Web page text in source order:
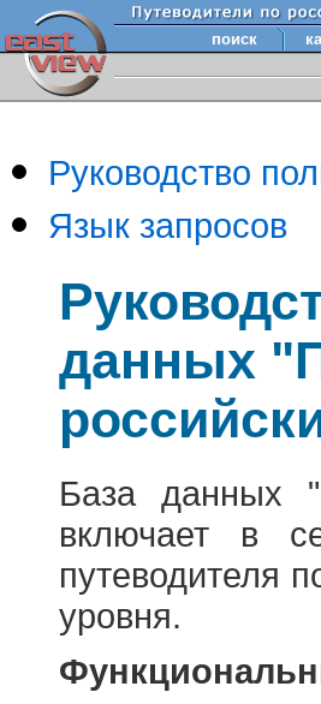
поиск
Руководство
Язык запросов
данных
База данных
включает в
путеводителя
уровня.